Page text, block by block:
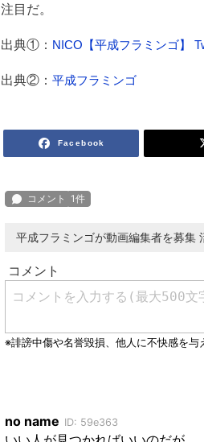
注目だ。
出典①： NICO【平成フラミンゴ】
出典②： 平成フラミンゴ
Facebook
平成フラミンゴが動画編集者を募集